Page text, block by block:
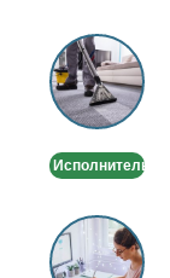
Химчистка
ковров
на
дому/
Исполнитель
Репетитор
английского